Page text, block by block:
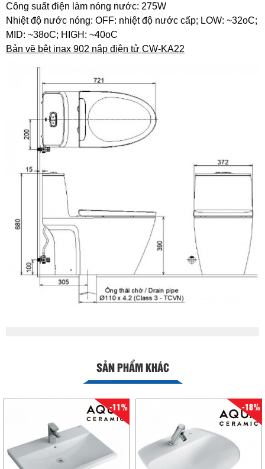
Công suất điện làm nóng nước: 275W
Nhiệt độ nước nóng: OFF: nhiệt độ nước cấp; LOW: ~32oC;
MID: ~38oC; HIGH: ~40oC
Bản vẽ bệt inax 902 nắp điện tử CW-KA22
SẢN PHẨM KHÁC
-11% -18%